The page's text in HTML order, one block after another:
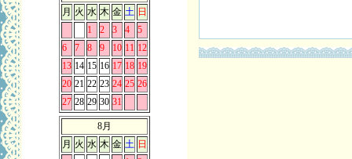
月 火 水 木 金 土 日
1
2 3 4
5
6
7 8 9 10 11 12
13 14 15 16 17 18 19
20 21 22 23 24 25 26
27 28 29 30 31
8月
月 火 水 木 金 土 日